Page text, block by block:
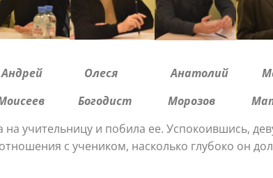
Олеся Анатолий
Моисеев Богодист Морозов
учительницу и побила ее. Успокоившись,
с учеником, насколько глубоко он